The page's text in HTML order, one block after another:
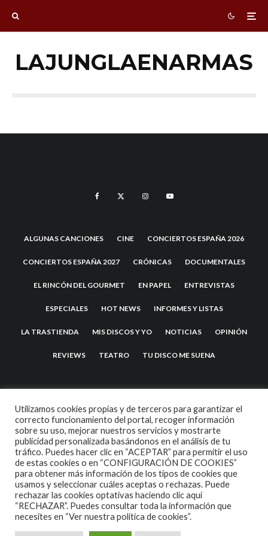
LAJUNGLAENARMAS
ALGUNAS CANCIONES CINE CONCIERTOS ESPAÑA 2026
CONCIERTOS ESPAÑA 2027 CRÓNICAS DOCUMENTALES
EL RINCÓN DEL GOURMET EN PAPEL ENTREVISTAS
ESPECIALES HOT NEWS INFORMES Y LISTAS
LA TRASTIENDA MIS DISCOS Y YO NOTICIAS OPINIÓN
REVIEWS TEATRO TU DISCO ME SUENA
2007 COPYRIGHT -CODETIPITHEME
Utilizamos cookies propias y de terceros para garantizar el
correcto funcionamiento del portal, recoger información
sobre su uso, mejorar nuestros servicios y mostrarte
publicidad personalizada basándonos en el análisis de tu
tráfico. Puedes hacer clic en “ACEPTAR” para permitir el uso
de estas cookies o en “CONFIGURACIÓN DE COOKIES”
para obtener más información de los tipos de cookies que
usamos y seleccionar cuáles aceptas o rechazas. Puede
rechazar las cookies optativas haciendo clic aquí
“RECHAZAR”. Puedes consultar toda la información que
necesites en “Ver nuestra política de cookies”.